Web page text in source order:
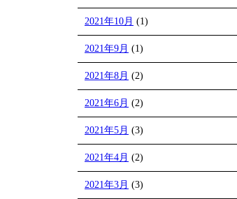
2021年10月 (1)
2021年9月 (1)
2021年8月 (2)
2021年6月 (2)
2021年5月 (3)
2021年4月 (2)
2021年3月 (3)